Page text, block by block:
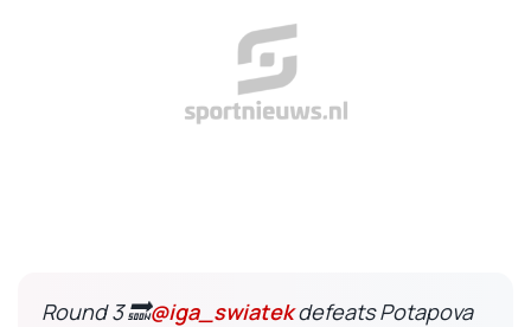
Round 3 🔜@iga_swiatekdefeats Potapova